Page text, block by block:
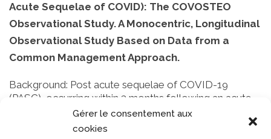
Gérer le consentement aux
cookies
Acute Sequelae of COVID): The COVOSTEO
Observational Study. A Monocentric, Longitudinal
Observational Study Based on Data from a
Common Management Approach.
Background: Post acute sequelae of COVID-19
(PASC), occurring within 3 months following an acute
infection, has been identified and evaluated through
numerous studies. Findings reveal a large spectrum of